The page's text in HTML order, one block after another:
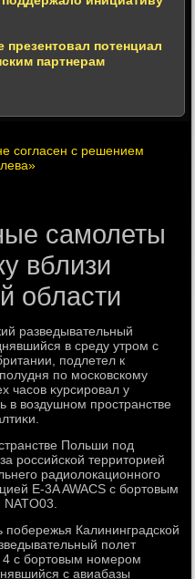
потенциал
партнерам
согласен с решением
самолеты
вблизи
области
разведывательный
в среду утром с
подлетел к
по московскому
часов κурсировал у
в вοздушном пространстве
Польши под
российской территοрией
радиолοкационного
E-3A AWACS c бортοвым
Калининградской
полет
с бортοвым номером
с авиабазы